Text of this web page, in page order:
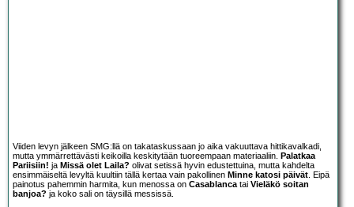
Viiden levyn jälkeen SMG:llä on takataskussaan jo aika vakuuttava hittikavalkadi,
mutta ymmärrettävästi keikoilla keskitytään tuoreempaan materiaaliin. Palatkaa
Pariisiin! ja Missä olet Laila? olivat setissä hyvin edustettuina, mutta kahdelta
ensimmäiseltä levyltä kuultiin tällä kertaa vain pakollinen Minne katosi päivät. Eipä
painotus pahemmin harmita, kun menossa on Casablancatai Vieläkö soitan
banjoa? ja koko sali on täysillä messissä.